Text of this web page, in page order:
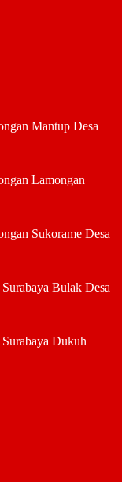
Mantup Desa
Lamongan
Sukorame Desa
Bulak Desa
Dukuh